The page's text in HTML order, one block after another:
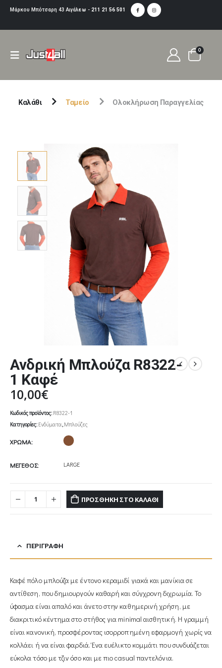
Μάρκου Μπότσαρη 43 Αιγάλεω - 211 21 56 501
0
Καλάθι Ταμείο Ολοκλήρωση Παραγγελίας
Ανδρική Μπλούζα R8322-
1 Καφέ
10,00€
Κωδικός προϊόντος: R8322-1
Κατηγορίες: Ενδύματα, Μπλούζες
ΧΡΩΜΑ
ΜΕΓΕΘΟΣ LARGE
ΠΡΟΣΘΉΚΗ ΣΤΟ ΚΑΛΆΘΙ
ΠΕΡΙΓΡΑΦΉ
Καφέ πόλο μπλούζα με έντονο κεραμιδί γιακά και μανίκια σε
αντίθεση, που δημιουργούν καθαρή και σύγχρονη διχρωμία. Το
ύφασμα είναι απαλό και άνετο στην καθημερινή χρήση, με
διακριτικό κέντημα στο στήθος για minimal αισθητική. Η γραμμή
είναι κανονική, προσφέροντας ισορροπημένη εφαρμογή χωρίς να
κολλάει ή να είναι φαρδιά. Ένα ευέλικτο κομμάτι που συνδυάζεται
εύκολα τόσο με τζιν όσο και με πιο casual παντελόνια.